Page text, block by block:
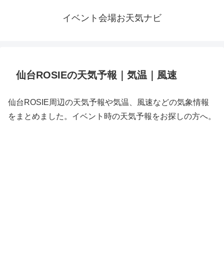
イベント会場お天気ナビ
仙台ROSIEの天気予報｜気温｜風速
仙台ROSIE周辺の天気予報や気温、風速などの気象情報
をまとめました。イベント時の天気予報をお探しの方へ。